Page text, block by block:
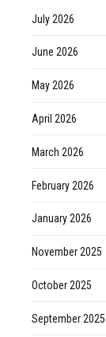
July 2026
June 2026
May 2026
April 2026
March 2026
February 2026
January 2026
November 2025
October 2025
September 2025